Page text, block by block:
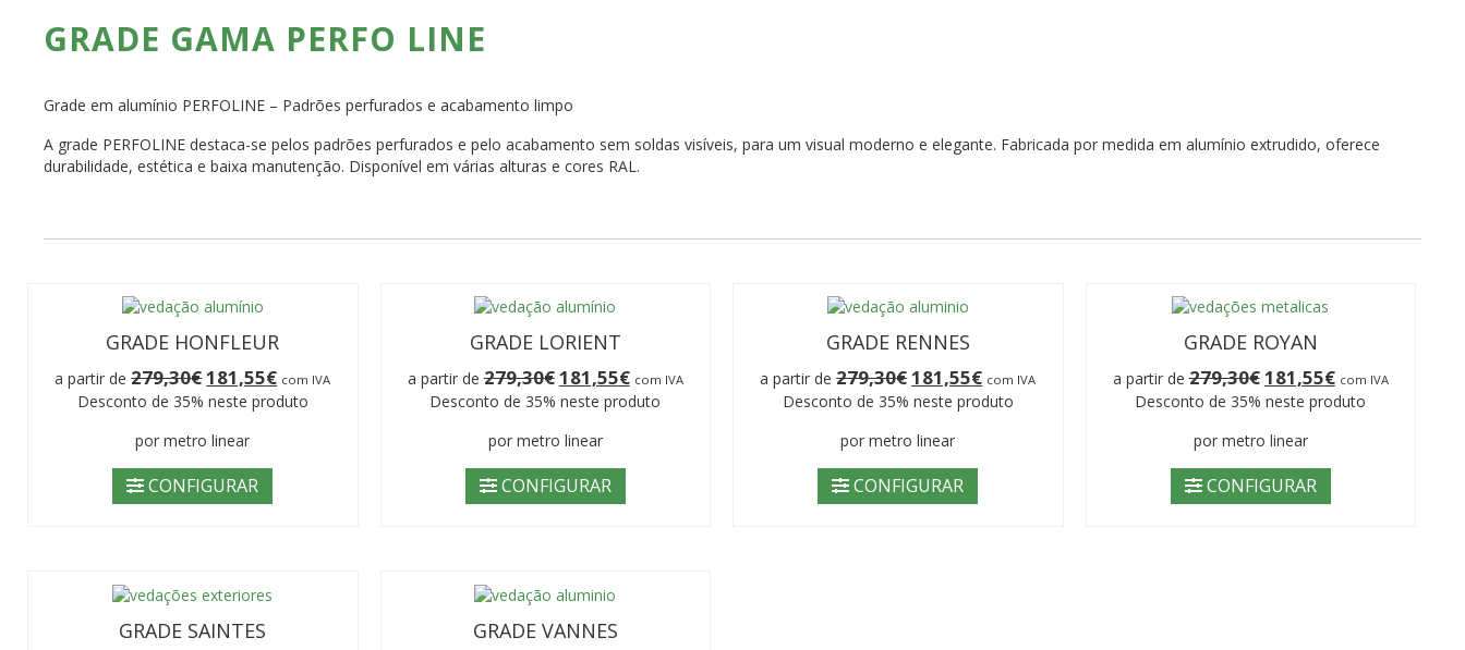
GRADE GAMA PERFO LINE
Grade em alumínio PERFOLINE – Padrões perfurados e acabamento limpo
A grade PERFOLINE destaca-se pelos padrões perfurados e pelo acabamento sem soldas visíveis, para um visual moderno e elegante. Fabricada por medida em alumínio extrudido, oferece
durabilidade, estética e baixa manutenção. Disponível em várias alturas e cores RAL.
GRADE HONFLEUR
a partir de279,30€O
preço
original
era:
181,55€O
preço
com IVA
Desconto de 35% neste produto
por metro linear
CONFIGURAR
GRADE LORIENT
a partir de279,30€ O
preço
original
era:
181,55€O
preço
com IVA
Desconto de 35% neste produto
por metro linear
CONFIGURAR
GRADE RENNES
a partir de279,30€O
preço
original
era:
181,55€O
preço
com IVA
Desconto de 35% neste produto
por metro linear
CONFIGURAR
GRADE ROYAN
a partir de279,30€ O
preço
original
era:
181,55€O
preço
com IVA
Desconto de 35% neste produto
por metro linear
CONFIGURAR
GRADE SAINTES GRADE VANNES